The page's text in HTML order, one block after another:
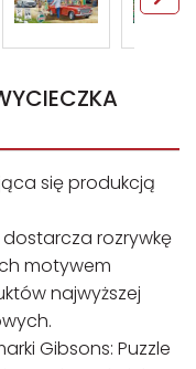
się produkcją
dostarcza rozrywkę
motywem
najwyższej
Gibsons: Puzzle